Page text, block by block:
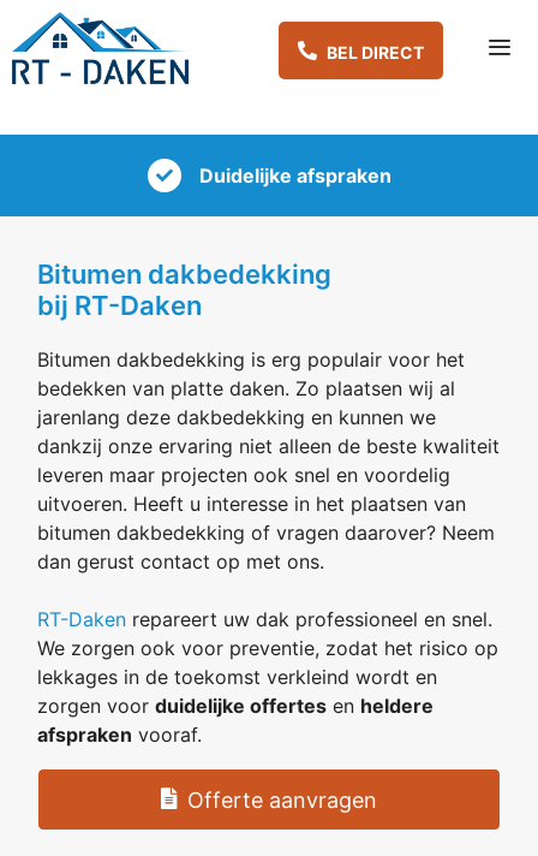
Spring
naar
inhoud
Duidelijke afspraken
Bitumen dakbedekking
bij RT-Daken
Bitumen dakbedekking is erg populair voor het
bedekken van platte daken. Zo plaatsen wij al
jarenlang deze dakbedekking en kunnen we
dankzij onze ervaring niet alleen de beste kwaliteit
leveren maar projecten ook snel en voordelig
uitvoeren. Heeft u interesse in het plaatsen van
bitumen dakbedekking of vragen daarover? Neem
dan gerust contact op met ons.
RT-Daken repareert uw dak professioneel en snel.
We zorgen ook voor preventie, zodat het risico op
lekkages in de toekomst verkleind wordt en
zorgen voor duidelijke offertes en heldere
afspraken vooraf.
Offerte aanvragen